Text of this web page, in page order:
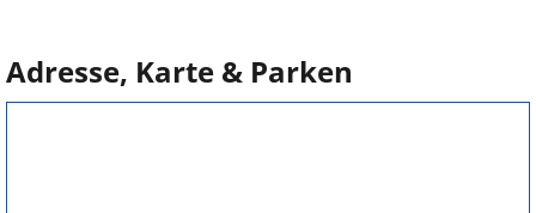
Adresse, Karte & Parken